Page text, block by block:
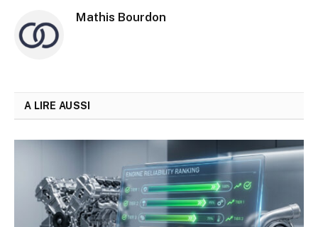
Mathis Bourdon
A LIRE AUSSI